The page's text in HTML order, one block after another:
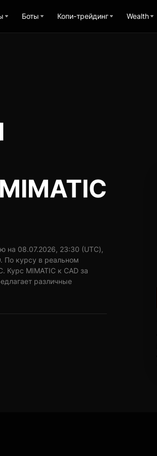
Боты Копи-трейдинг Wealth
на 08.07.2026, 23:30 (UTC),
По курсу в реальном
Курс MIMATIC к CAD за
различные